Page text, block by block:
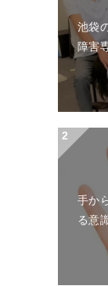
池袋
障害
手か
る意